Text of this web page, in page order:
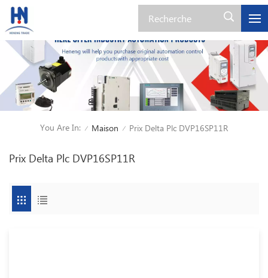
You Are In: / Maison / Prix Delta Plc DVP16SP11R
Prix Delta Plc DVP16SP11R